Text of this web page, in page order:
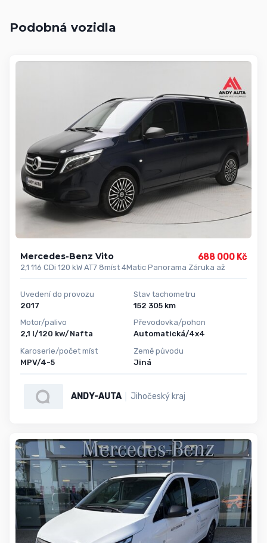
Podobná vozidla
Mercedes-Benz Vito
2,1 116 CDi 120 kW AT7 8míst 4Matic Panorama Záruka až
688 000 Kč
Uvedení do provozu
2017
Motor/palivo
2,1 l/120 kw/Nafta
Karoserie/počet míst
MPV/4-5
Stav tachometru
152 305 km
Převodovka/pohon
Automatická/4x4
Země původu
Jiná
ANDY-AUTA Jihočeský kraj